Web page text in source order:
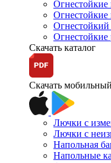
Огнестойкие
Огнестойкий
Огнестойкие
Скачать каталог
Скачать
Лючки с
Лючки с
Напольная
Напольные